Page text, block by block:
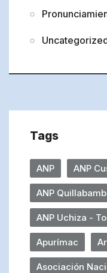
Tags
ANP ANP
ANP
ANP Uchiza -
Apurímac
Asociación